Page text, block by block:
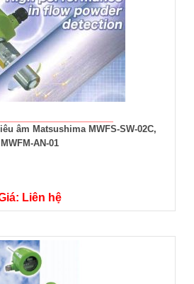
âm Matsushima MWFS-SW-02C,
MWFM-AN-01
Liên hệ